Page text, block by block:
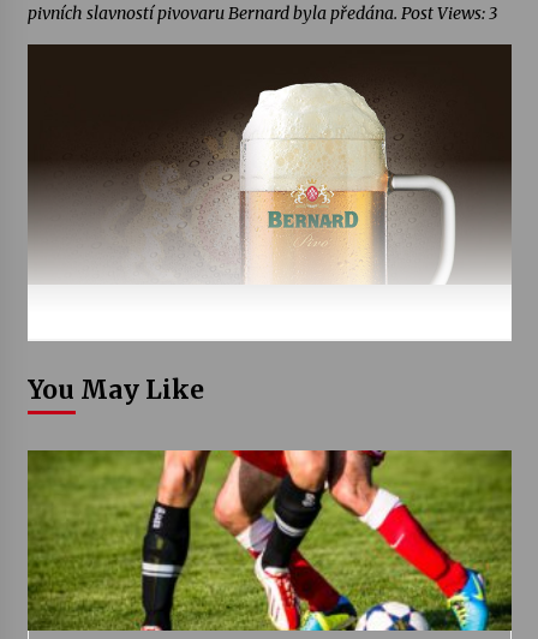
pivních slavností pivovaru Bernard byla předána. Post Views: 3
You May Like